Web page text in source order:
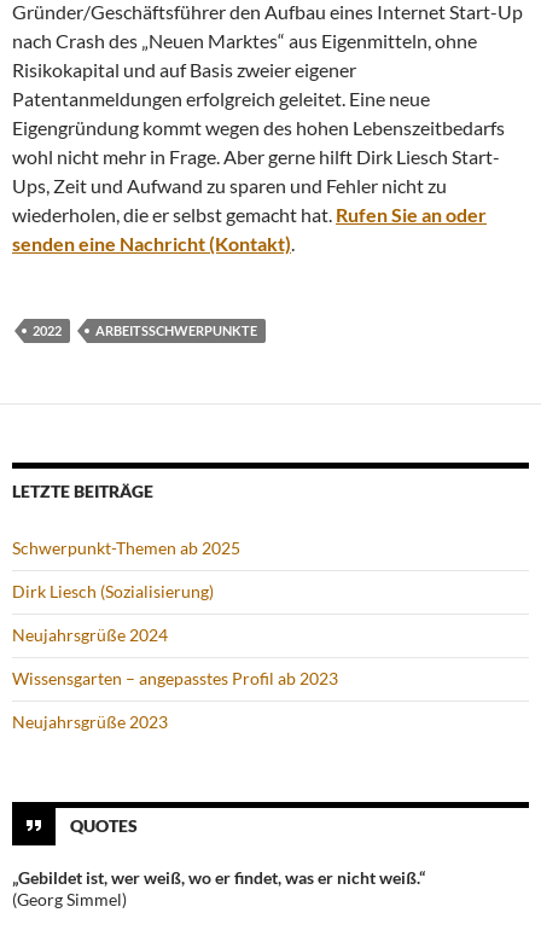
Gründer/Geschäftsführer den Aufbau eines Internet Start-Up
nach Crash des „Neuen Marktes“ aus Eigenmitteln, ohne
Risikokapital und auf Basis zweier eigener
Patentanmeldungen erfolgreich geleitet. Eine neue
Eigengründung kommt wegen des hohen Lebenszeitbedarfs
wohl nicht mehr in Frage. Aber gerne hilft Dirk Liesch Start-
Ups, Zeit und Aufwand zu sparen und Fehler nicht zu
wiederholen, die er selbst gemacht hat. Rufen Sie an oder
senden eine Nachricht (Kontakt)
2022 ARBEITSSCHWERPUNKTE
LETZTE BEITRÄGE
Schwerpunkt-Themen ab 2025
Dirk Liesch (Sozialisierung)
Neujahrsgrüße 2024
Wissensgarten – angepasstes Profil ab 2023
Neujahrsgrüße 2023
QUOTES
„Gebildet ist, wer weiß, wo er findet, was er nicht weiß.“
(Georg Simmel)